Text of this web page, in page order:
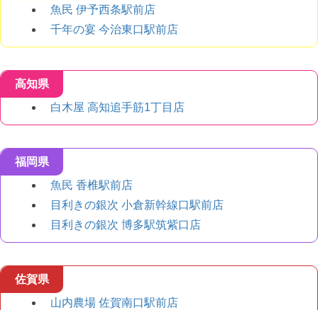
魚民 伊予西条駅前店
千年の宴 今治東口駅前店
高知県
白木屋 高知追手筋1丁目店
福岡県
魚民 香椎駅前店
目利きの銀次 小倉新幹線口駅前店
目利きの銀次 博多駅筑紫口店
佐賀県
山内農場 佐賀南口駅前店